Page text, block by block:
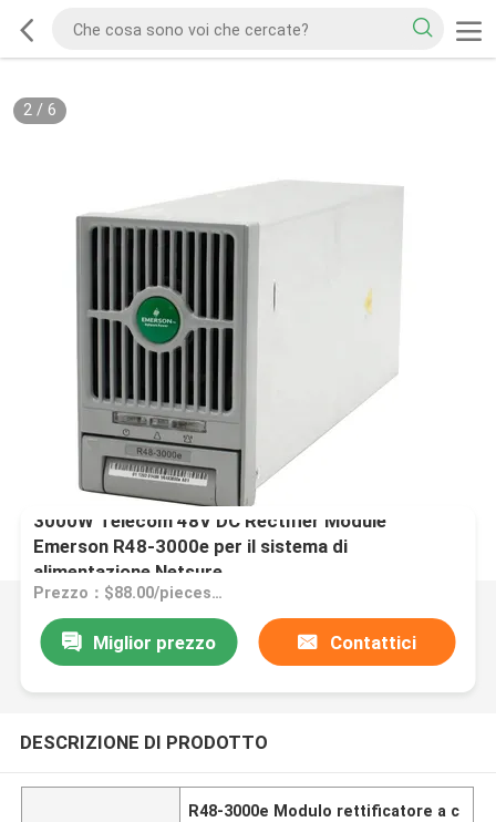
2/ 6
3000W Telecom 48V DC Rectifier Module
Emerson R48-3000e per il sistema di
alimentazione Netsure
Prezzo：$88.00/pieces 1-19 pieces
Miglior prezzo Contattici
DESCRIZIONE DI PRODOTTO
R48-3000e Modulo rettificatore a c